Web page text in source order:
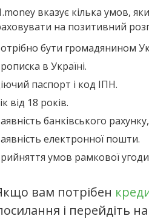
вказує кілька умов,
на позитивний
бути громадянином
в Україні.
паспорт і код ІПН.
від 18 років.
банківського
електронної пошти.
умов рамкової угоди
вам потрібен
і перейдіть